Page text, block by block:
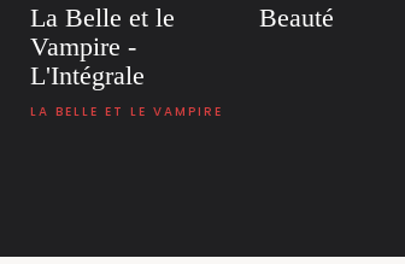
La Belle et le
Vampire -
L'Intégrale
LA BELLE ET LE VAMPIRE
Beauté